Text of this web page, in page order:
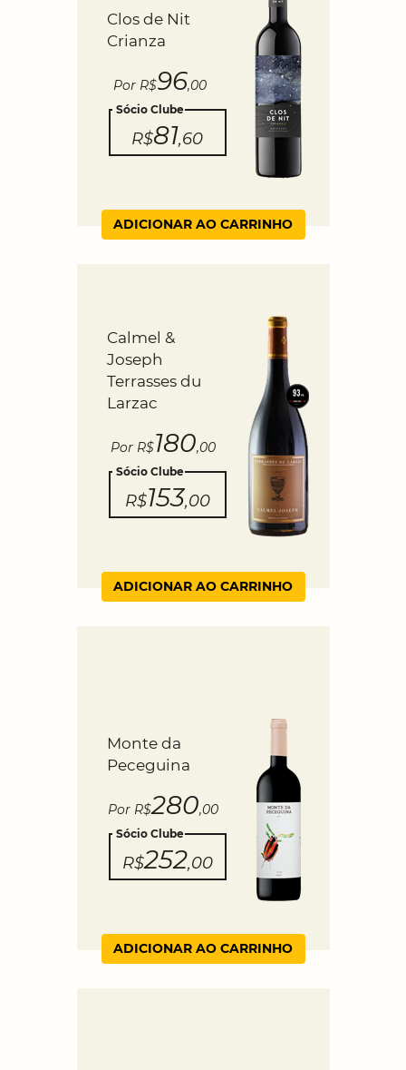
Clos de Nit
Crianza
Por R$96,00
Sócio Clube
R$81,60
ADICIONAR AO CARRINHO
Calmel &
Joseph
Terrasses du
Larzac
Por R$180,00
Sócio Clube
R$153,00
ADICIONAR AO CARRINHO
Monte da
Peceguina
Por R$280,00
Sócio Clube
R$252,00
ADICIONAR AO CARRINHO